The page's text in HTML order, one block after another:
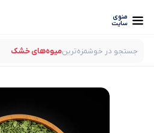
منوی
سایت
جستجو در خوشمزه‌ترینمیوه‌های خشک
لواشک‌های ارگانیک